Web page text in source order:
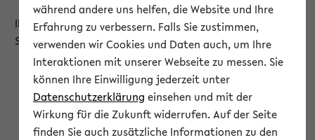
Ihr Verlauf ist leer. Er wird sich im Verlauf Ihrer eKVV
Sitzung füllen.
während andere uns helfen, die Website und Ihre
Erfahrung zu verbessern. Falls Sie zustimmen,
verwenden wir Cookies und Daten auch, um Ihre
Interaktionen mit unserer Webseite zu messen. Sie
können Ihre Einwilligung jederzeit unter
Datenschutzerklärung einsehen und mit der
Wirkung für die Zukunft widerrufen. Auf der Seite
finden Sie auch zusätzliche Informationen zu den